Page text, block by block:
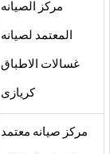
مركز الصيانه
المعتمد لصيانه
غسالات الاطباق
كريازى
مركز صيانه معتمد